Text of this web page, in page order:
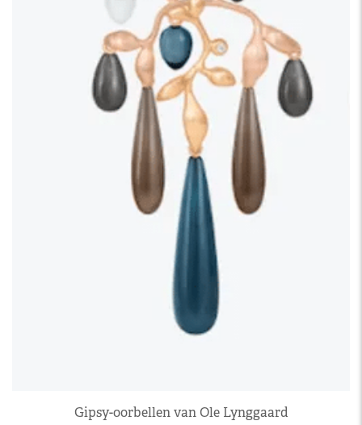
Gipsy-oorbellen van Ole Lynggaard